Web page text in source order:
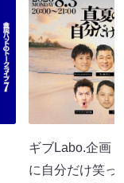
ギブLabo.企画
に自分だけ笑っ